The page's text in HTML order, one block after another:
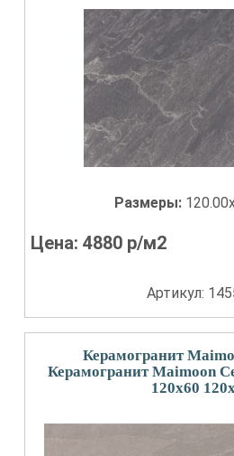
Размеры:
Цена:4880 р/м2
Артикул:
Керамогранит
Керамогранит Maimoon
120x60